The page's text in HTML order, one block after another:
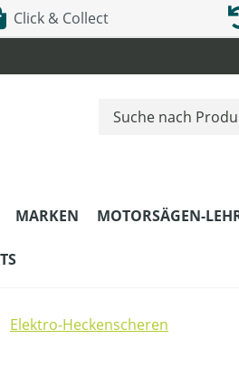
Click & Collect
MARKEN MOTORSÄGEN-
Elektro-Heckenscheren